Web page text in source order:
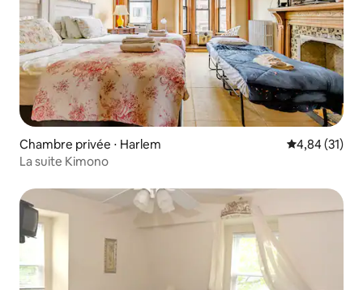
Chambre privée ⋅ Harlem Évaluation
4,84 (31)
La suite Kimono